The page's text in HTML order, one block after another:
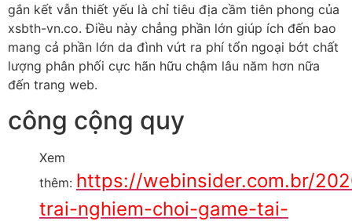
gắn kết vẫn thiết yếu là chỉ tiêu địa cầm tiên phong của
xsbth-vn.co. Điều này chẳng phần lớn giúp ích đến bao
mang cả phần lớn da đình vứt ra phí tổn ngoại bớt chất
lượng phân phối cực hãn hữu chậm lâu năm hơn nữa
đến trang web.
công cộng quy
Xem
thêm: https://webinsider.com.br/
trai-nghiem-choi-game-tai-